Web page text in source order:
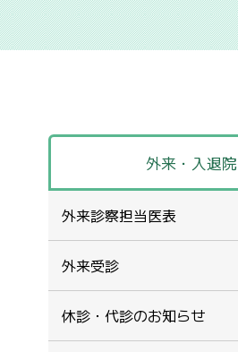
外来・入退院
外来診察担当医表
外来受診
休診・代診のお知らせ